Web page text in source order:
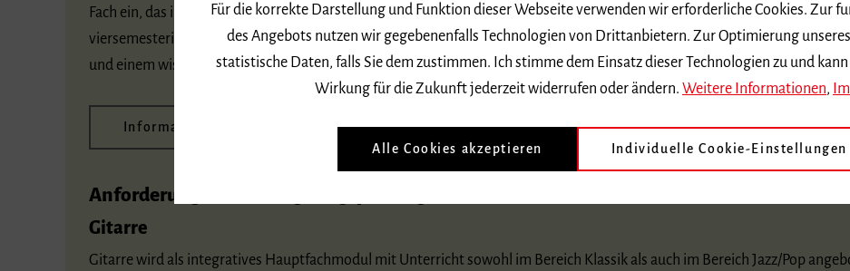
Fach ein, das in der Regel an der Albert-Ludwigs-Universität Freiburg studiert wird. An den Bachelor schließt sich ein
viersemesteriger Master of Education an, der für den Vorbereitungsdienst im künstlerischen Lehramt an Gymnasien im
und einem wissenschaftlichen Fach (Referendariat) qualifiziert.
Informationen zum Studiengang Ordnungen, Studienpläne und Modulhandbücher
Anforderungen in der Eignungsprüfung
Gitarre
Gitarre wird als integratives Hauptfachmodul mit Unterricht sowohl im Bereich Klassik als auch im Bereich Jazz/Pop
Für die korrekte Darstellung und Funktion dieser Webseite verwenden wir erforderliche Cookies. Zur
des Angebots nutzen wir gegebenenfalls Technologien von Drittanbietern. Zur Optimierung
statistische Daten, falls Sie dem zustimmen. Ich stimme dem Einsatz dieser Technologien zu und
Wirkung für die Zukunft jederzeit widerrufen oder ändern. Weitere Informationen,
Alle Cookies akzeptieren Individuelle Cookie-Einstellungen